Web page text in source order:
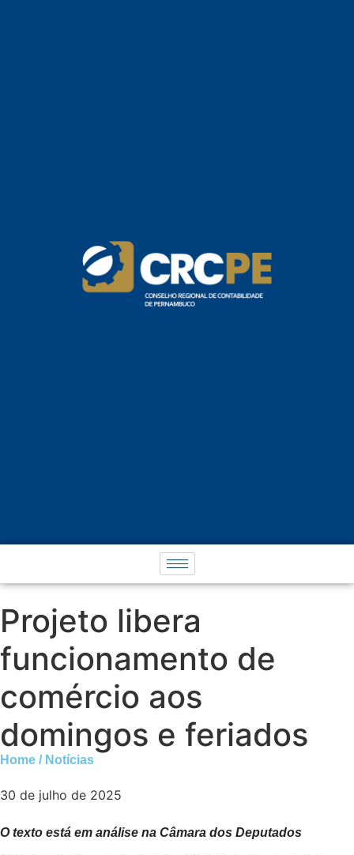
Projeto libera
funcionamento de
comércio aos
domingos e feriados
Home / Notícias
30 de julho de 2025
O texto está em análise na Câmara dos Deputados